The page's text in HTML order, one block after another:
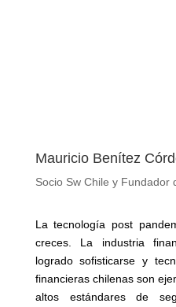
Mauricio Benítez
Socio Sw Chile y Fundador
La tecnología post
creces. La industria
logrado sofisticarse y
financieras chilenas son
altos estándares de